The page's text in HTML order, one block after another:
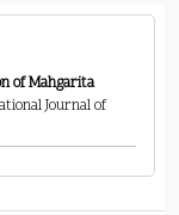
of Mahgarita
Journal of